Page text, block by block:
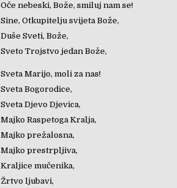
Oče nebeski, Bože, smiluj nam se!
Sine, Otkupitelju svijeta Bože,
Duše Sveti, Bože,
Sveto Trojstvo jedan Bože,
Sveta Marijo, moli za nas!
Sveta Bogorodice,
Sveta Djevo Djevica,
Majko Raspetoga Kralja,
Majko prežalosna,
Majko prestrpljiva,
Kraljice mučenika,
Žrtvo ljubavi,